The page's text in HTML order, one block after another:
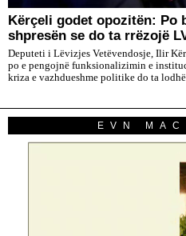
Kërçeli godet opozitën: Po
shpresën se do ta rrëzojë
Deputeti i Lëvizjes Vetëvendosje, Ilir
po e pengojnë funksionalizimin e
kriza e vazhdueshme politike do ta
EVN